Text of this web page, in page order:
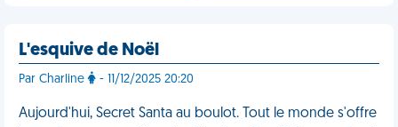
L'esquive de Noël
Par Charline - 11/12/2025 20:20
Aujourd'hui, Secret Santa au boulot. Tout le monde s'offre